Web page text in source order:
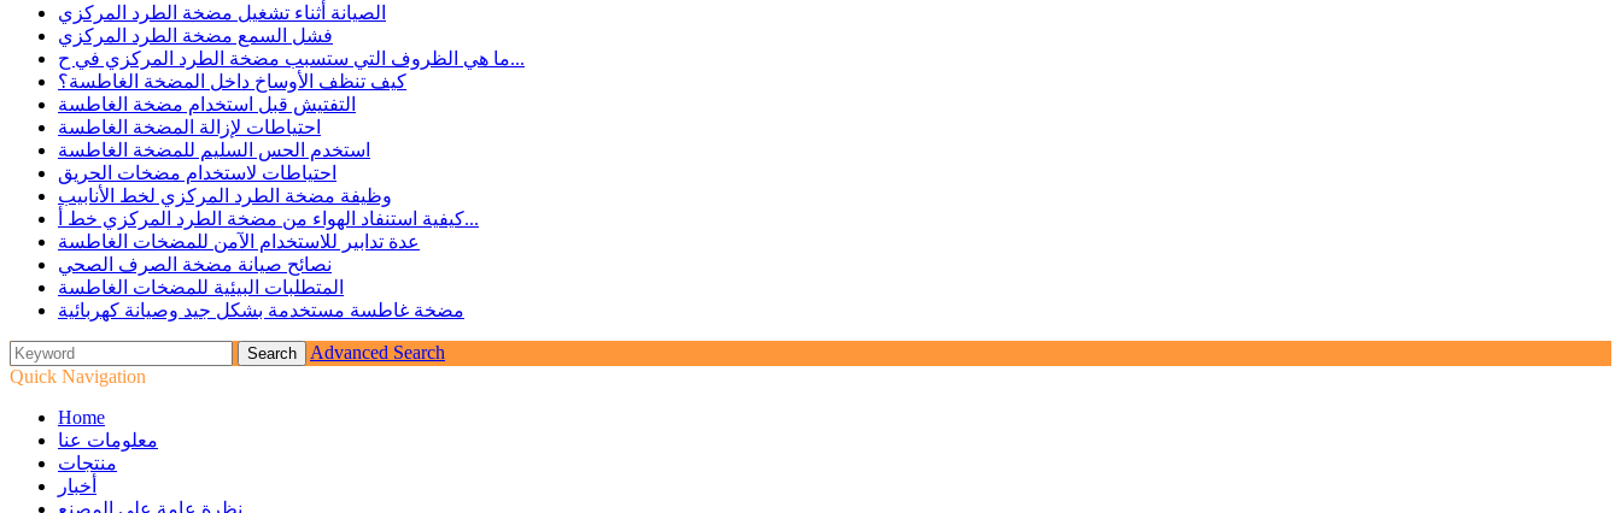
الصيانة أثناء تشغيل مضخة الطرد المركزي
فشل السمع مضخة الطرد المركزي
ما هي الظروف التي ستسبب مضخة الطرد المركزي في ح...
كيف تنظف الأوساخ داخل المضخة الغاطسة؟
التفتيش قبل استخدام مضخة الغاطسة
احتياطات لإزالة المضخة الغاطسة
استخدم الحس السليم للمضخة الغاطسة
احتياطات لاستخدام مضخات الحريق
وظيفة مضخة الطرد المركزي لخط الأنابيب
كيفية استنفاد الهواء من مضخة الطرد المركزي خط أ...
عدة تدابير للاستخدام الآمن للمضخات الغاطسة
نصائح صيانة مضخة الصرف الصحي
المتطلبات البيئية للمضخات الغاطسة
مضخة غاطسة مستخدمة بشكل جيد وصيانة كهربائية
Advanced Search
Quick Navigation
Home
معلومات عنا
منتجات
أخبار
نظرة عامة على المصنع